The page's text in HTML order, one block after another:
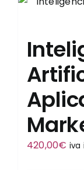
420,00€ iva